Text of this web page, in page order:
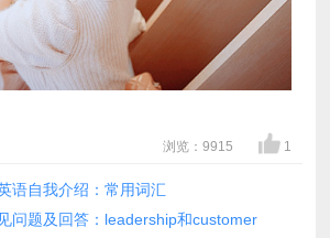
浏览：9915 1
语自我介绍：常用词汇
问题及回答：leadership和customer